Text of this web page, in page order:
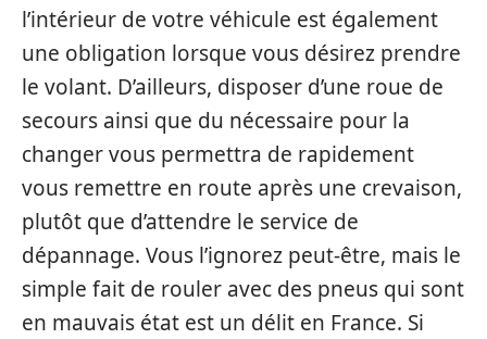
l’intérieur de votre véhicule est également
une obligation lorsque vous désirez prendre
le volant. D’ailleurs, disposer d’une roue de
secours ainsi que du nécessaire pour la
changer vous permettra de rapidement
vous remettre en route après une crevaison,
plutôt que d’attendre le service de
dépannage. Vous l’ignorez peut-être, mais le
simple fait de rouler avec des pneus qui sont
en mauvais état est un délit en France. Si